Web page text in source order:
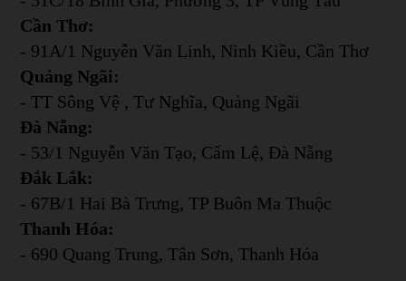
Cần Thơ:
- 91A/1 Nguyễn Văn Linh, Ninh Kiều, Cần Thơ
Quảng Ngãi:
- TT Sông Vệ , Tư Nghĩa, Quảng Ngãi
Đà Nẵng:
- 53/1 Nguyễn Văn Tạo, Cẩm Lệ, Đà Nẵng
Đắk Lắk:
- 67B/1 Hai Bà Trưng, TP Buôn Ma Thuộc
Thanh Hóa:
- 690 Quang Trung, Tân Sơn, Thanh Hóa